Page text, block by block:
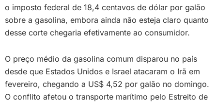
o imposto federal de 18,4 centavos de dólar por galão
sobre a gasolina, embora ainda não esteja claro quanto
desse corte chegaria efetivamente ao consumidor.
O preço médio da gasolina comum disparou no país
desde que Estados Unidos e Israel atacaram o Irã em
fevereiro, chegando a US$ 4,52 por galão no domingo.
O conflito afetou o transporte marítimo pelo Estreito de